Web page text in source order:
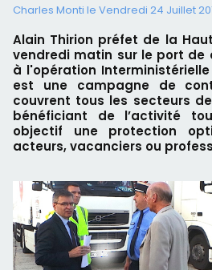
Charles Monti le Vendredi 24 Juillet
Alain Thirion préfet de la
vendredi matin sur le port de
à l'opération
est une campagne de
couvrent tous les secteurs
bénéficiant de l’activité
objectif une protection
acteurs, vacanciers ou